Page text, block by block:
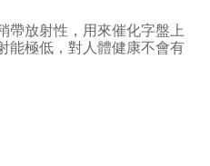
帶放射性，用來催化字盤上
能極低，對人體健康不會有